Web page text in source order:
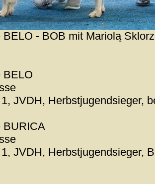
BELO - BOB mit Mariolą
BELO
JVDH, Herbstjugendsieger,
BURICA
JVDH, Herbstjugendsieger,